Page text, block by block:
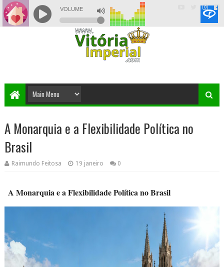
A Monarquia e a Flexibilidade Política no
Brasil
Raimundo Feitosa 19 janeiro 0
A Monarquia e a Flexibilidade Política no Brasil